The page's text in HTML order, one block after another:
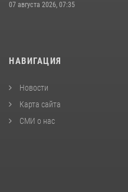
07 августа 2026, 07:35
НАВИГАЦИЯ
Новости
Карта сайта
СМИ о нас